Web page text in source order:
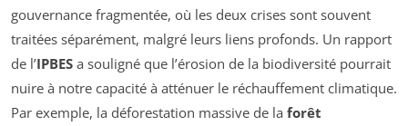
gouvernance fragmentée, où les deux crises sont souvent
traitées séparément, malgré leurs liens profonds. Un rapport
de l’IPBES a souligné que l’érosion de la biodiversité pourrait
nuire à notre capacité à atténuer le réchauffement climatique.
Par exemple, la déforestation massive de la forêt